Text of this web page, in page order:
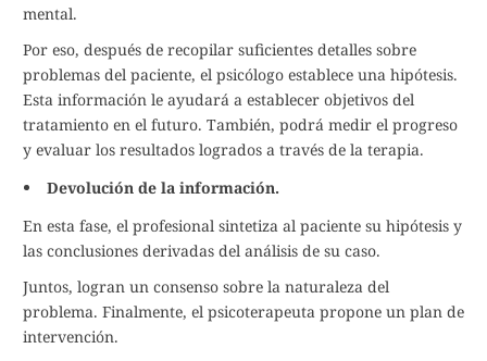
mental.
Por eso, después de recopilar suficientes detalles sobre
problemas del paciente, el psicólogo establece una hipótesis.
Esta información le ayudará a establecer objetivos del
tratamiento en el futuro. También, podrá medir el progreso
y evaluar los resultados logrados a través de la terapia.
Devolución de la información.
En esta fase, el profesional sintetiza al paciente su hipótesis y
las conclusiones derivadas del análisis de su caso.
Juntos, logran un consenso sobre la naturaleza del
problema. Finalmente, el psicoterapeuta propone un plan de
intervención.